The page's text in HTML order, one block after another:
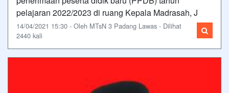
pelajaran 2022/2023 di ruang Kepala Madrasah, J
14/04/2021 15:30 - Oleh MTsN 3 Padang Lawas - Dilihat
2440 kali